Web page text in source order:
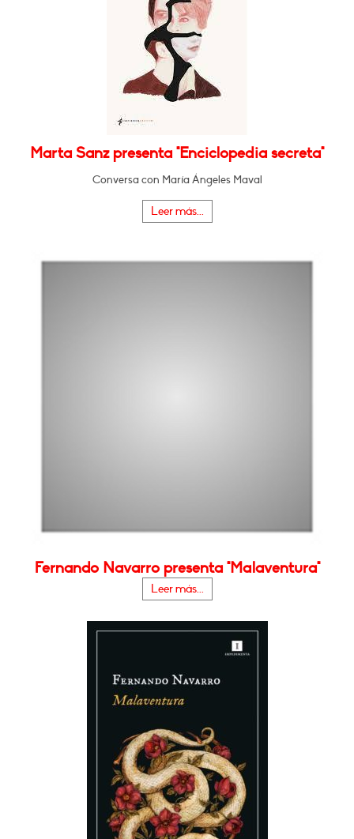
Marta Sanz presenta "Enciclopedia secreta"
Conversa con María Ángeles Maval
Leer más...
Fernando Navarro presenta "Malaventura"
Leer más...